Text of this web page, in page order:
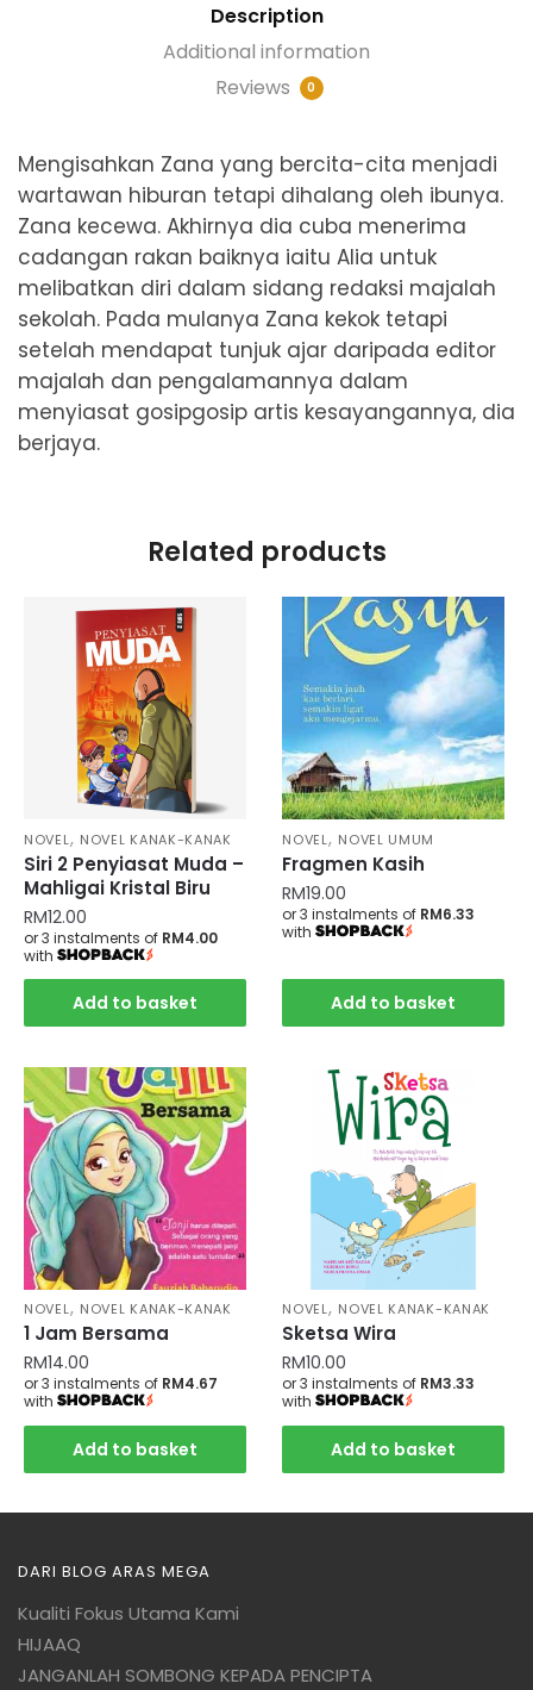
Description
Additional information
Reviews
0
Mengisahkan Zana yang bercita-cita menjadi
wartawan hiburan tetapi dihalang oleh ibunya.
Zana kecewa. Akhirnya dia cuba menerima
cadangan rakan baiknya iaitu Alia untuk
melibatkan diri dalam sidang redaksi majalah
sekolah. Pada mulanya Zana kekok tetapi
setelah mendapat tunjuk ajar daripada editor
majalah dan pengalamannya dalam
menyiasat gosipgosip artis kesayangannya, dia
berjaya.
Related products
NOVEL, NOVEL KANAK-KANAK
Siri 2 Penyiasat Muda –
Mahligai Kristal Biru
RM12.00
or 3 instalments of RM4.00
with
Add to basket
NOVEL, NOVEL UMUM
Fragmen Kasih
RM19.00
or 3 instalments of RM6.33
with
Add to basket
NOVEL, NOVEL KANAK-KANAK
1 Jam Bersama
RM14.00
or 3 instalments of RM4.67
with
Add to basket
NOVEL, NOVEL KANAK-KANAK
Sketsa Wira
RM10.00
or 3 instalments of RM3.33
with
Add to basket
DARI BLOG ARAS MEGA
Kualiti Fokus Utama Kami
HIJAAQ
JANGANLAH SOMBONG KEPADA PENCIPTA